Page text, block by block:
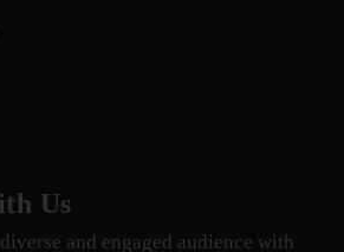
Us
and engaged audience with